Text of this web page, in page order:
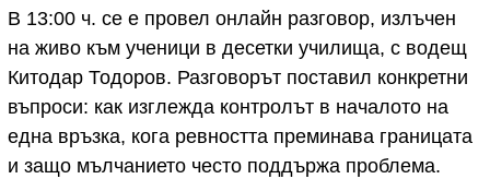
В 13:00 ч. се е провел онлайн разговор, излъчен
на живо към ученици в десетки училища, с водещ
Китодар Тодоров. Разговорът поставил конкретни
въпроси: как изглежда контролът в началото на
една връзка, кога ревността преминава границата
и защо мълчанието често поддържа проблема.